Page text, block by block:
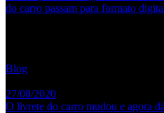
do carro passam para formato
Blog
27/08/2020
O livrete do carro mudou e agora